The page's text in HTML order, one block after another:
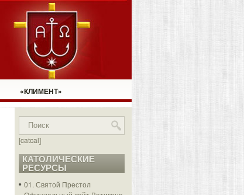
«КЛИМЕНТ»
[catcal]
КАТОЛИЧЕСКИЕ
РЕСУРСЫ
01. Святой Престол